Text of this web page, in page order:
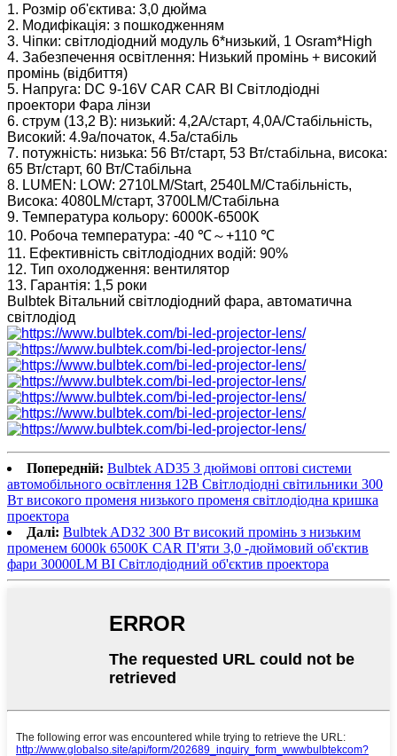
1. Розмір об'єктива: 3,0 дюйма
2. Модифікація: з пошкодженням
3. Чіпки: світлодіодний модуль 6*низький, 1 Osram*High
4. Забезпечення освітлення: Низький промінь + високий
промінь (відбиття)
5. Напруга: DC 9-16V CAR CAR BI Світлодіодні
проектори Фара лінзи
6. струм (13,2 В): низький: 4,2А/старт, 4,0А/Стабільність,
Високий: 4.9a/початок, 4.5a/стабіль
7. потужність: низька: 56 Вт/старт, 53 Вт/стабільна, висока:
65 Вт/старт, 60 Вт/Стабільна
8. LUMEN: LOW: 2710LM/Start, 2540LM/Стабільність,
Висока: 4080LM/старт, 3700LM/Стабільна
9. Температура кольору: 6000K-6500K
10. Робоча температура: -40 ℃～+110 ℃
11. Ефективність світлодіодних водій: 90%
12. Тип охолодження: вентилятор
13. Гарантія: 1,5 роки
Bulbtek Вітальний світлодіодний фара, автоматична
світлодіод
Попередній: Bulbtek AD35 3 дюймові оптові системи
автомобільного освітлення 12В Світлодіодні світильники 300
Вт високого променя низького променя світлодіодна кришка
проектора
Далі: Bulbtek AD32 300 Вт високий промінь з низьким
променем 6000k 6500K CAR П'яти 3,0 -дюймовий об'єктив
фари 30000LM BI Світлодіодний об'єктив проектора